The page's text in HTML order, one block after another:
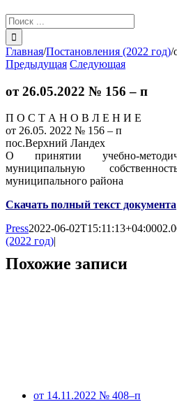
Результат
поиска:
Главная/Постановления (2022 год)/
Предыдущая Следующая
от 26.05.2022 № 156 – п
П О С Т А Н О В Л Е Н И Е
от 26.05. 2022 № 156 – п
пос.Верхний Ландех
О принятии учебно-
муниципальную
муниципального района
Скачать полный текст документа
Press2022-06-02T15:11:13+04:00
(2022 год)|
Похожие записи
от 14.11.2022 № 408–п